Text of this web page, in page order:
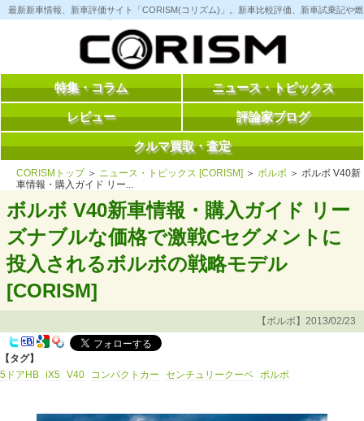
コ
ン
へ
最新新車情報、新車評価サイト「CORISM(コリズム)」。新車比較評価、新車試乗記や
特集・コラム ニュース・トピックス
レビュー 評論家ブログ
クルマ買取・査定
CORISMトップ＞ ニュース・トピックス [CORISM] ＞ ボルボ ＞ ボルボ V40新
車情報・購入ガイド リー...
ボルボ V40新車情報・購入ガイド リー
ズナブルな価格で激戦Cセグメントに
投入されるボルボの戦略モデル
[CORISM]
【ボルボ】2013/02/23
【タグ】
5ドアHB iX5 V40 コンパクトカー センチュリークーペ ボルボ